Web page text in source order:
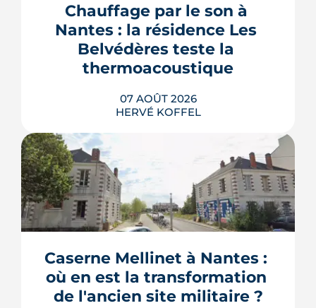
Chauffage par le son à
Nantes : la résidence Les
Belvédères teste la
thermoacoustique
07 AOÛT 2026
HERVÉ KOFFEL
Une start-up nantaise fait produire de
l'eau chaude « par le son » à un
immeuble social de Bellevue-
une pompe à chaleur à hélium
branchée sur le réseau de chaleur
urbain, testée un an grandeur nature.
Caserne Mellinet à Nantes :
où en est la transformation
de l'ancien site militaire ?